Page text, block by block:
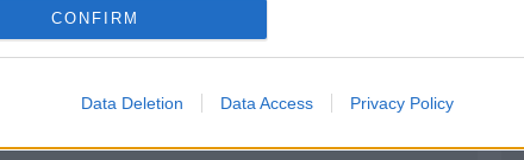
CONFIRM
Data Deletion Data Access Privacy Policy